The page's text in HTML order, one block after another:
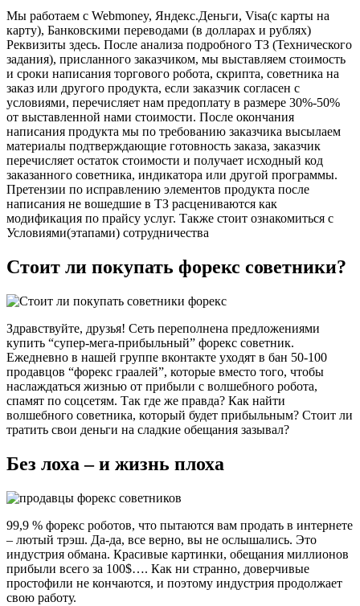
Мы работаем с Webmoney, Яндекс.Деньги, Visa(с карты на
карту), Банковскими переводами (в долларах и рублях)
Реквизиты здесь. После анализа подробного ТЗ (Технического
задания), присланного заказчиком, мы выставляем стоимость
и сроки написания торгового робота, скрипта, советника на
заказ или другого продукта, если заказчик согласен с
условиями, перечисляет нам предоплату в размере 30%-50%
от выставленной нами стоимости. После окончания
написания продукта мы по требованию заказчика высылаем
материалы подтверждающие готовность заказа, заказчик
перечисляет остаток стоимости и получает исходный код
заказанного советника, индикатора или другой программы.
Претензии по исправлению элементов продукта после
написания не вошедшие в ТЗ расцениваются как
модификация по прайсу услуг. Также стоит ознакомиться с
Условиями(этапами) сотрудничества
Стоит ли покупать форекс советники?
Здравствуйте, друзья! Сеть переполнена предложениями
купить “супер-мега-прибыльный” форекс советник.
Ежедневно в нашей группе вконтакте уходят в бан 50-100
продавцов “форекс граалей”, которые вместо того, чтобы
наслаждаться жизнью от прибыли с волшебного робота,
спамят по соцсетям. Так где же правда? Как найти
волшебного советника, который будет прибыльным? Стоит ли
тратить свои деньги на сладкие обещания зазывал?
Без лоха – и жизнь плоха
99,9 % форекс роботов, что пытаются вам продать в интернете
– лютый трэш. Да-да, все верно, вы не ослышались. Это
индустрия обмана. Красивые картинки, обещания миллионов
прибыли всего за 100$…. Как ни странно, доверчивые
простофили не кончаются, и поэтому индустрия продолжает
свою работу.